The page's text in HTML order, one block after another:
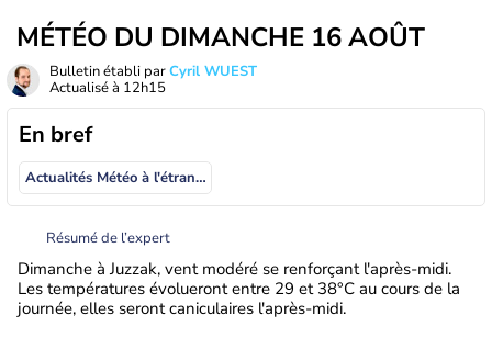
MÉTÉO DU DIMANCHE 16 AOÛT
Bulletin établi parCyril WUEST
Actualisé à 12h15
En bref
Actualités Météo à l'étranger
Résumé de l’expert
Dimanche à Juzzak, vent modéré se renforçant l'après-midi.
Les températures évolueront entre 29 et 38°C au cours de la
journée, elles seront caniculaires l'après-midi.